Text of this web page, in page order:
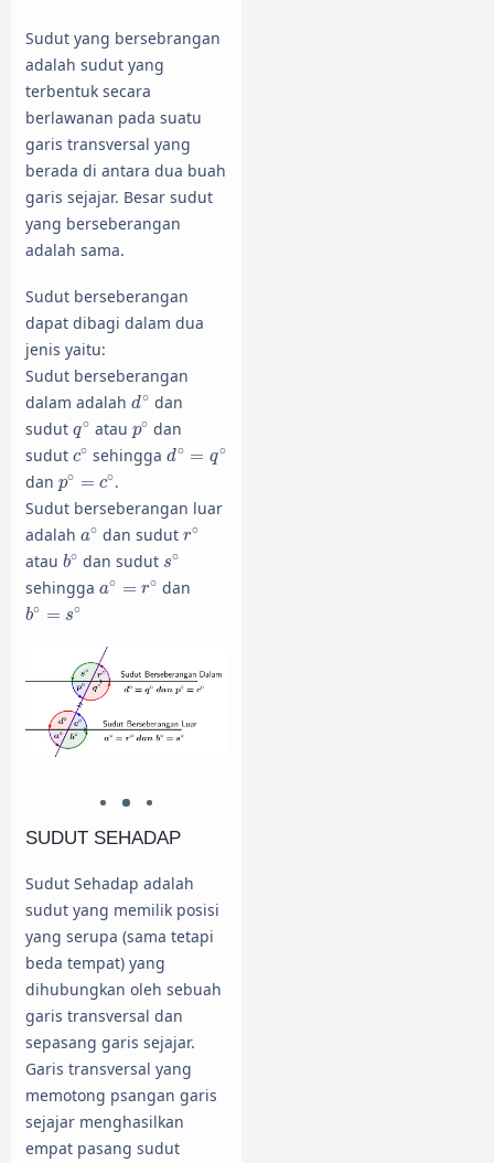
Sudut yang bersebrangan
adalah sudut yang
terbentuk secara
berlawanan pada suatu
garis transversal yang
berada di antara dua buah
garis sejajar. Besar sudut
yang berseberangan
adalah sama.
Sudut berseberangan
dapat dibagi dalam dua
jenis yaitu:
Sudut berseberangan
dalam adalah d∘
d∘ dan
sudut q∘
q∘ atau p∘
p∘ dan
sudut c∘
c∘ sehingga d∘ = q∘
d∘ ∘
dan p∘ = c∘
p∘ ∘.
Sudut berseberangan luar
adalah a∘
a∘ dan sudut r∘
r∘
atau b∘
b∘dan sudut s∘
s∘
sehingga a∘ = r∘
a∘ ∘ dan
b∘ = s∘
b∘ s∘
SUDUT SEHADAP
Sudut Sehadap adalah
sudut yang memilik posisi
yang serupa (sama tetapi
beda tempat) yang
dihubungkan oleh sebuah
garis transversal dan
sepasang garis sejajar.
Garis transversal yang
memotong psangan garis
sejajar menghasilkan
empat pasang sudut